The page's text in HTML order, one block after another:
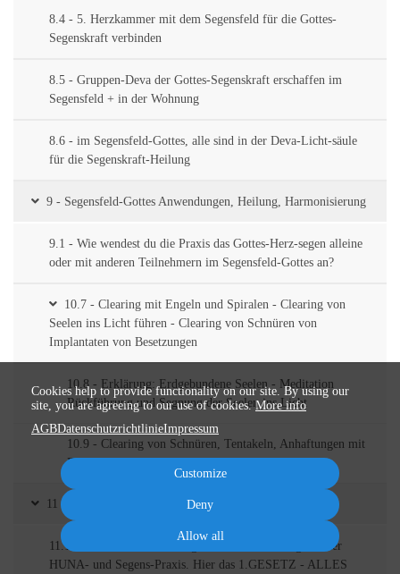
8.4 - 5. Herzkammer mit dem Segensfeld für die Gottes-
Segenskraft verbinden
8.5 - Gruppen-Deva der Gottes-Segenskraft erschaffen im
Segensfeld + in der Wohnung
8.6 - im Segensfeld-Gottes, alle sind in der Deva-Licht-säule
für die Segenskraft-Heilung
9 - Segensfeld-Gottes Anwendungen, Heilung, Harmonisierung
9.1 - Wie wendest du die Praxis das Gottes-Herz-segen alleine
oder mit anderen Teilnehmern im Segensfeld-Gottes an?
10.7 - Clearing mit Engeln und Spiralen - Clearing von
Seelen ins Licht führen - Clearing von Schnüren von
Implantaten von Besetzungen
10.8 - Erklärung: Erdgebundene Seelen - Meditation
Rückführung und Segnung der Seelen ins Licht
10.9 - Clearing von Schnüren, Tentakeln, Anhaftungen mit
Erlösungs-Meditation
11 - Die 7 kosmischen Lebens-Meistergesetze
11.1 - Die 7 Lebens-Meistergesetze in Verbindung mit der
HUNA- und Segens-Praxis. Hier das 1.GESETZ - ALLES
Cookies help to provide functionality on our site. By using our
site, you are agreeing to our use of cookies.More info
AGBDatenschutzrichtlinieImpressum
Customize
Deny
Allow all